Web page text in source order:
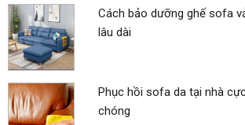
Cách bảo dưỡng ghế sofa
lâu dài
Phục hồi sofa da tại nhà
chóng